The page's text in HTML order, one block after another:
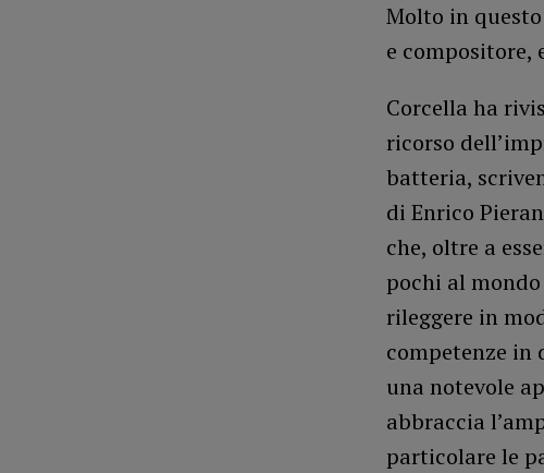
Molto in
e compositore,
Corcella ha
ricorso
batteria,
di Enrico
che, oltre a
pochi al
rileggere in
competenze in
una notevole
abbraccia
particolare le